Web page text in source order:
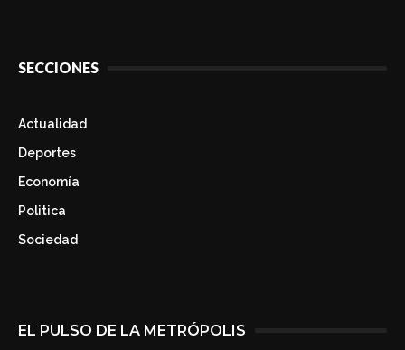
SECCIONES
Actualidad
Deportes
Economía
Politica
Sociedad
EL PULSO DE LA METRÓPOLIS